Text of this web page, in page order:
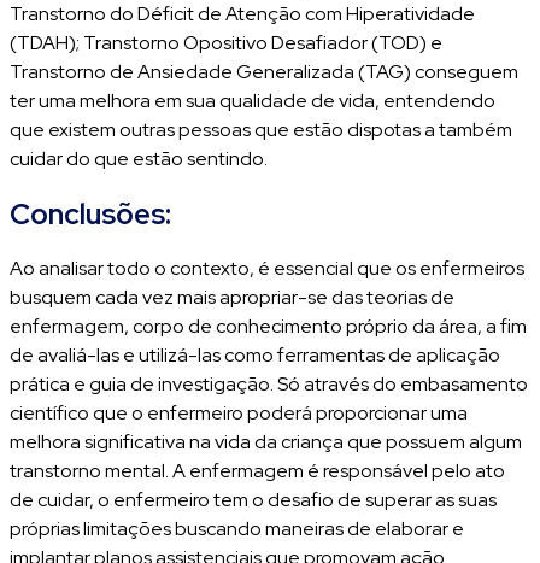
Transtorno do Déficit de Atenção com Hiperatividade
(TDAH); Transtorno Opositivo Desafiador (TOD) e
Transtorno de Ansiedade Generalizada (TAG) conseguem
ter uma melhora em sua qualidade de vida, entendendo
que existem outras pessoas que estão dispotas a também
cuidar do que estão sentindo.
Conclusões:
Ao analisar todo o contexto, é essencial que os enfermeiros
busquem cada vez mais apropriar-se das teorias de
enfermagem, corpo de conhecimento próprio da área, a fim
de avaliá-las e utilizá-las como ferramentas de aplicação
prática e guia de investigação. Só através do embasamento
científico que o enfermeiro poderá proporcionar uma
melhora significativa na vida da criança que possuem algum
transtorno mental. A enfermagem é responsável pelo ato
de cuidar, o enfermeiro tem o desafio de superar as suas
próprias limitações buscando maneiras de elaborar e
implantar planos assistenciais que promovam ação